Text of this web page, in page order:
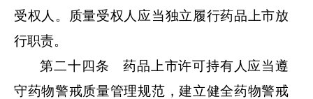
受权人。质量受权人应当独立履行药品上市放
行职责。
第二十四条 药品上市许可持有人应当遵
守药物警戒质量管理规范，建立健全药物警戒